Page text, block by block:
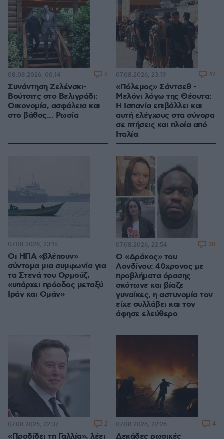
Συνάντηση Ζελένσκι-
Βούτσιτς στο Βελιγράδι:
Οικονομία, ασφάλεια και
στο βάθος... Ρωσία
08.08.2026, 00:14 5
«Πόλεμος» Σάντσεθ -
Μελόνι λόγω της Θέουτα:
Η Ισπανία επιβάλλει και
αυτή ελέγχους στα σύνορα
σε πτήσεις και πλοία από
Ιταλία
07.08.2026, 23:19 42
Οι ΗΠΑ «βλέπουν»
σύντομα μια συμφωνία για
τα Στενά του Ορμούζ,
«υπάρχει πρόοδος μεταξύ
Ιράν και Ομάν»
07.08.2026, 23:15
Ο «Δράκος» του
Λονδίνου: 40χρονος με
προβλήματα όρασης
σκότωνε και βίαζε
γυναίκες, η αστυνομία τον
είχε συλλάβει και τον
άφησε ελεύθερο
07.08.2026, 22:54 38
«Προδίδει τη Γαλλία», λέει
07.08.2026, 22:37 2
Δεκάδες ρωσικές
07.08.2026, 22:26 4